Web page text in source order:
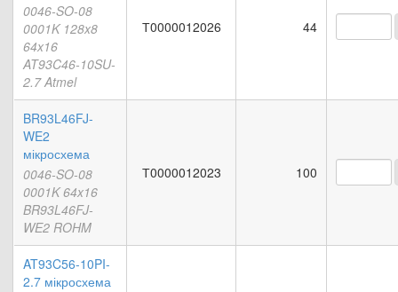
0046-SO-08
0001K 128x8
64x16
AT93C46-10SU-
2.7 Atmel
Т0000012026 44
BR93L46FJ-
WE2
мікросхема
0046-SO-08
0001K 64x16
BR93L46FJ-
WE2 ROHM
Т0000012023 100
AT93C56-10PI-
2.7 мікросхема